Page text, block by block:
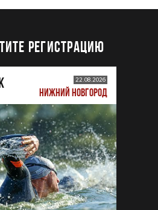
РЕГИСТРАЦИЮ
22.08.2026
НИЖНИЙ НОВГОРОД